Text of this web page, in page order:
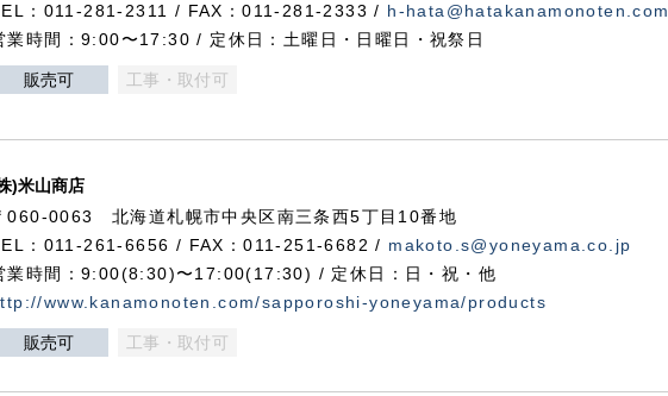
：011-281-2311 / FAX：011-281-2333 / h-hata@hatakanamonoten.com
業時間：9:00〜17:30 / 定休日：土曜日・日曜日・祝祭日
販売可 工事・取付可
)米山商店
060-0063 北海道札幌市中央区南三条西5丁目10番地
：011-261-6656 / FAX：011-251-6682 / makoto.s@yoneyama.co.jp
業時間：9:00(8:30)〜17:00(17:30) / 定休日：日・祝・他
www.kanamonoten.com/sapporoshi-yoneyama/products
販売可 工事・取付可